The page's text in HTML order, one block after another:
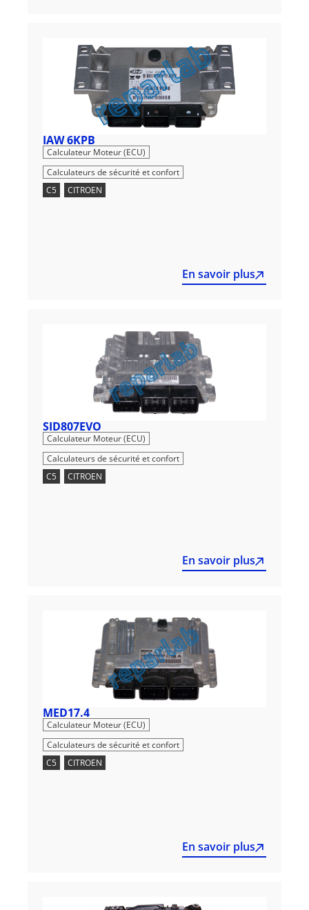
IAW 6KPB
Calculateur Moteur (ECU)
Calculateurs de sécurité et confort
C5
CITROEN
En savoir plus
SID807EVO
Calculateur Moteur (ECU)
Calculateurs de sécurité et confort
C5
CITROEN
En savoir plus
MED17.4
Calculateur Moteur (ECU)
Calculateurs de sécurité et confort
C5
CITROEN
En savoir plus